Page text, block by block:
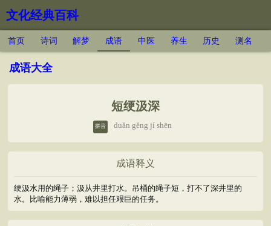
文化经典百科
首页 诗词 解梦 成语 中医 养生 历史 测名
成语大全
短绠汲深
拼音 duǎn gěng jí shēn
成语释义
绠汲水用的绳子；汲从井里打水。吊桶的绳子短，打不了深井里的
水。比喻能力薄弱，难以担任艰巨的任务。